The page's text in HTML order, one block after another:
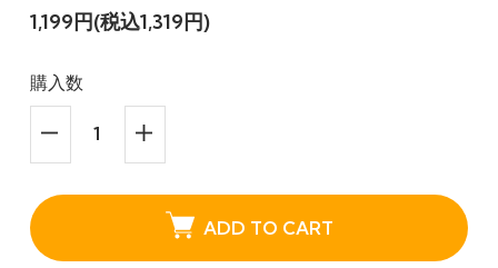
1,199円(税込1,319円)
購入数
ADD TO CART